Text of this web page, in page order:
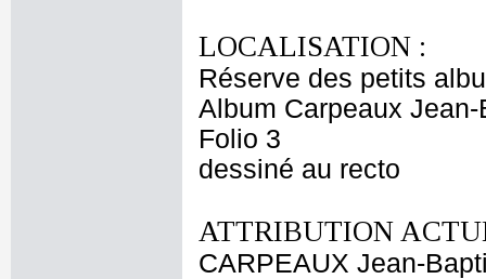
LOCALISATION :
Réserve des petits
Album Carpeaux
Folio 3
dessiné au recto
ATTRIBUTION
CARPEAUX Jean-